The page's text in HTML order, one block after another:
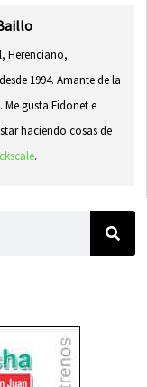
Herenciano,
1994. Amante de la
gusta Fidonet e
haciendo cosas de
.